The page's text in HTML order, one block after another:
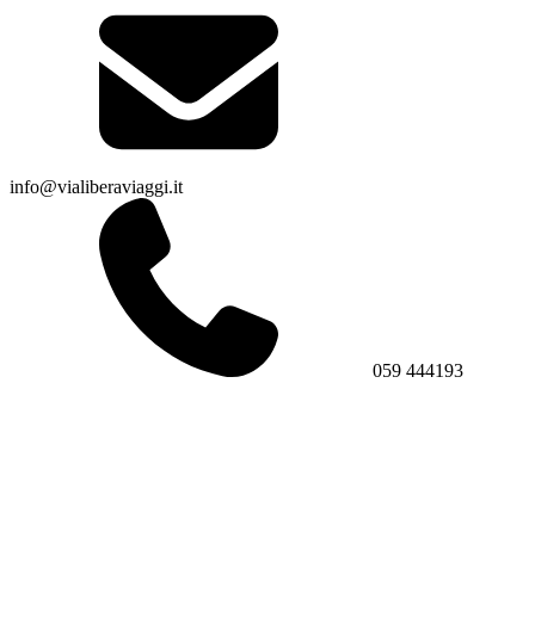
info@vialiberaviaggi.it
059 444193